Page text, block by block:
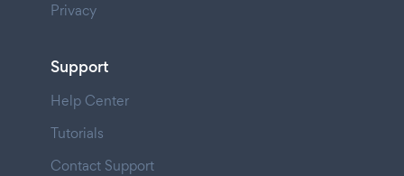
Privacy
Support
Help Center
Tutorials
Contact Support